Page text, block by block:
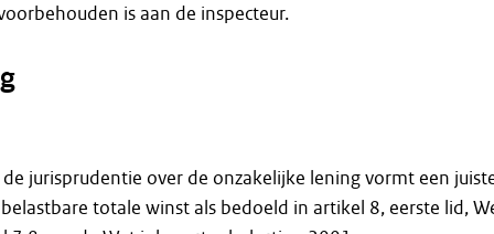
is aan de inspecteur.
jurisprudentie over de onzakelijke lening vormt een
totale winst als bedoeld in artikel 8, eerste lid,